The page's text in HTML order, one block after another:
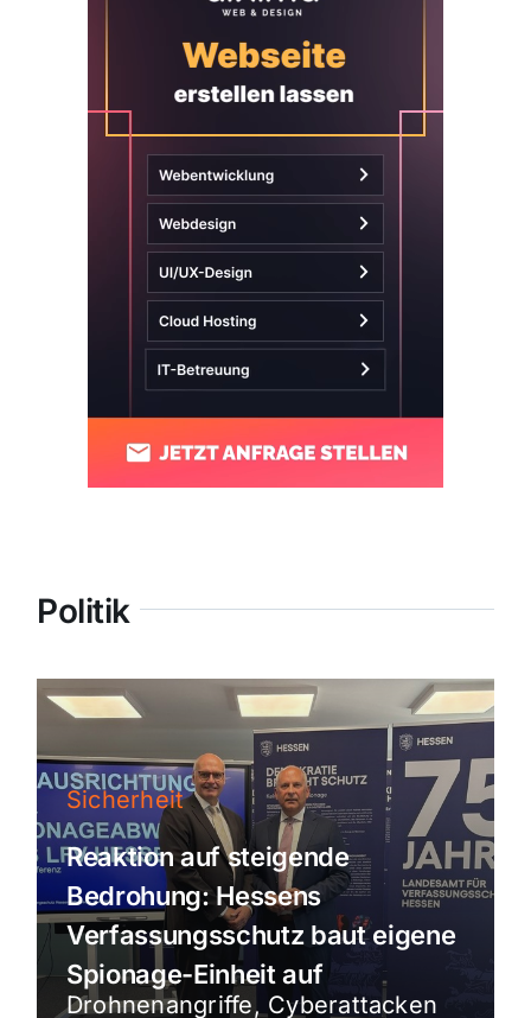
Politik
Sicherheit
Reaktion auf steigende
Bedrohung: Hessens
Verfassungsschutz baut eigene
Spionage-Einheit auf
Drohnenangriffe, Cyberattacken